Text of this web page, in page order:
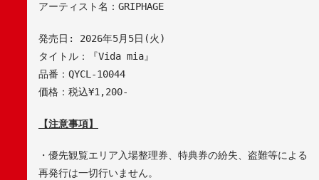
アーティスト名： GRIPHAGE
発売日 : 2026年5月 5日 (火 )
タイトル：『Vida mia』
品番： QYCL-10044
価格：税込¥1,200-
【注意事項】
・優先観覧エリア入場整理券、特典券の紛失、盗難等による
再発行は一切行いません。